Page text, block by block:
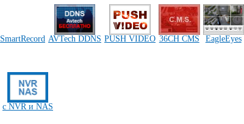
SmartRecord AVTech DDNS PUSH VIDEO 36CH CMS EagleEyes
c NVR и NAS